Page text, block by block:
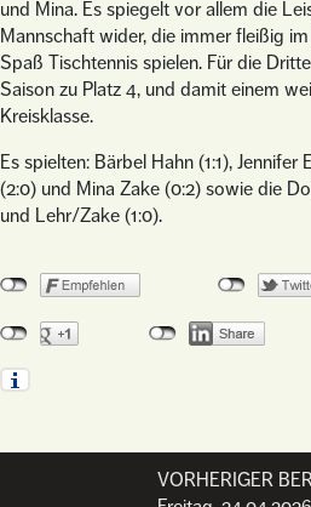
und Mina. Es spiegelt vor allem die
Mannschaft wider, die immer fleißig
Spaß Tischtennis spielen. Für die
Saison zu Platz 4, und damit einem
Kreisklasse.
Es spielten: Bärbel Hahn (1:1), Jennifer
(2:0) und Mina Zake (0:2) sowie die
und Lehr/Zake (1:0).
Post navigationVORHERIGER